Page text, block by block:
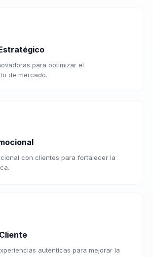
para optimizar el
de mercado.
con clientes para fortalecer la
auténticas para mejorar la